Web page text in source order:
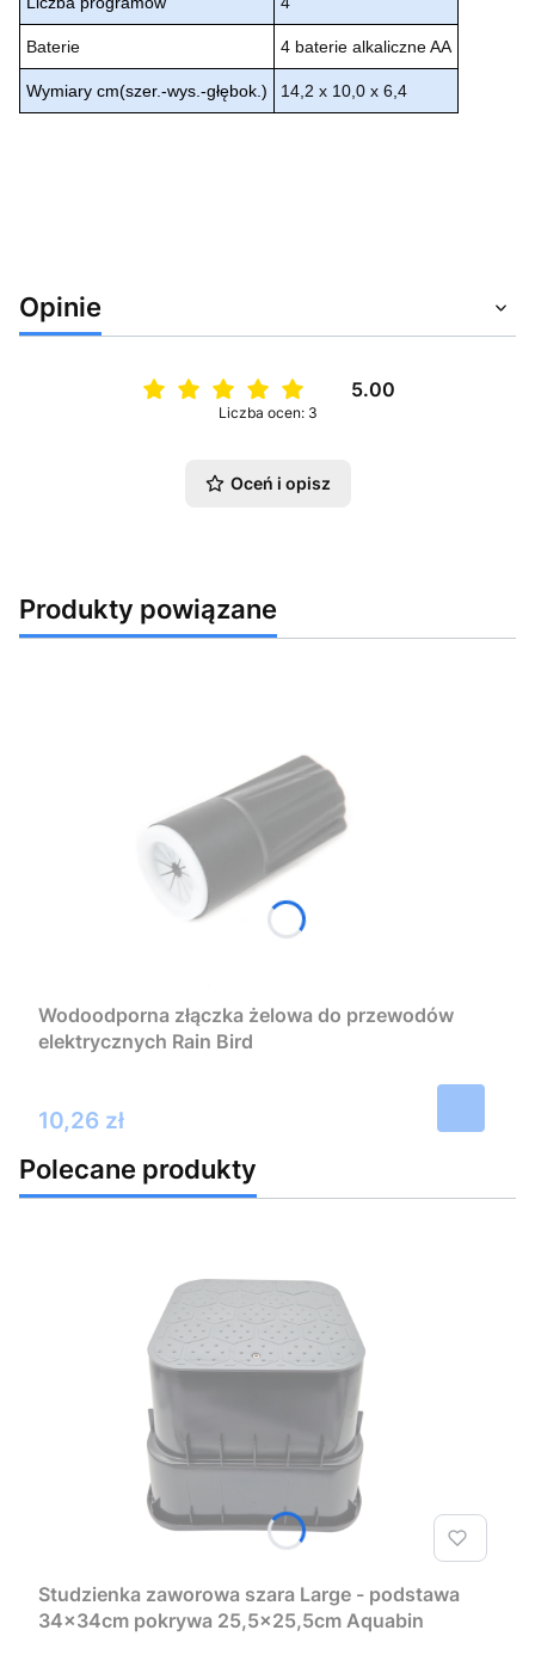
Baterie 4 baterie alkaliczne AA
Wymiary cm(szer.-wys.-głębok.) 14,2 x 10,0 x 6,4
Opinie
5.00
Liczba ocen: 3
Oceń i opisz
Produkty powiązane
Wodoodporna złączka żelowa do przewodów
elektrycznych Rain Bird
Cena
10,26 zł
Polecane produkty
Studzienka zaworowa szara Large - podstawa
34x34cm pokrywa 25,5x25,5cm Aquabin